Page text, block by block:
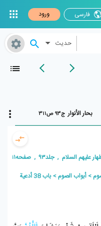
فارسی ورود
حدیث
بحار الأنوار ج۹۳ ص۳۱۱
السلام , جلد۹۳ , صفحه۳۱۱
أبواب الصوم
باب 38 أدعية